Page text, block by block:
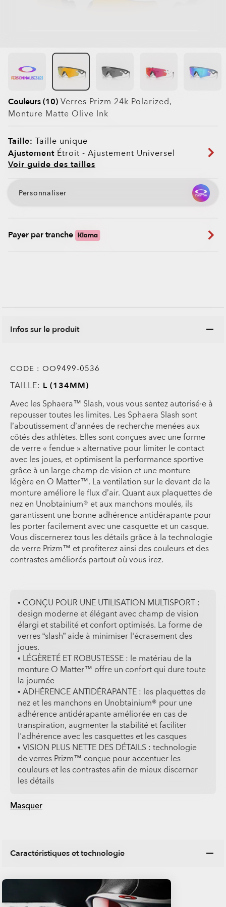
PERSONNALISEZ-LES
Couleurs (10) Verres Prizm 24k Polarized,
Monture Matte Olive Ink
Taille: Taille unique
Ajustement Étroit - Ajustement Universel
Voir guide des tailles
Personnaliser
Payer par tranche
Infos sur le produit
CODE : OO9499-0536
TAILLE: L (134MM)
Avec les Sphaera™ Slash, vous vous sentez autorisé·e à
repousser toutes les limites. Les Sphaera Slash sont
l’aboutissement d’années de recherche menées aux
côtés des athlètes. Elles sont conçues avec une forme
de verre « fendue » alternative pour limiter le contact
avec les joues, et optimisent la performance sportive
grâce à un large champ de vision et une monture
légère en O Matter™. La ventilation sur le devant de la
monture améliore le flux d’air. Quant aux plaquettes de
nez en Unobtainium® et aux manchons moulés, ils
garantissent une bonne adhérence antidérapante pour
les porter facilement avec une casquette et un casque.
Vous discernerez tous les détails grâce à la technologie
de verre Prizm™ et profiterez ainsi des couleurs et des
contrastes améliorés partout où vous irez.
Masquer
• CONÇU POUR UNE UTILISATION MULTISPORT :
design moderne et élégant avec champ de vision
élargi et stabilité et confort optimisés. La forme de
verres “slash” aide à minimiser l'écrasement des
joues.
• LÉGÈRETÉ ET ROBUSTESSE : le matériau de la
monture O Matter™ offre un confort qui dure toute
la journée
• ADHÉRENCE ANTIDÉRAPANTE : les plaquettes de
nez et les manchons en Unobtainium® pour une
adhérence antidérapante améliorée en cas de
transpiration, augmenter la stabilité et faciliter
l'adhérence avec les casquettes et les casques
• VISION PLUS NETTE DES DÉTAILS : technologie
de verres Prizm™ conçue pour accentuer les
couleurs et les contrastes afin de mieux discerner
les détails
Caractéristiques et technologie